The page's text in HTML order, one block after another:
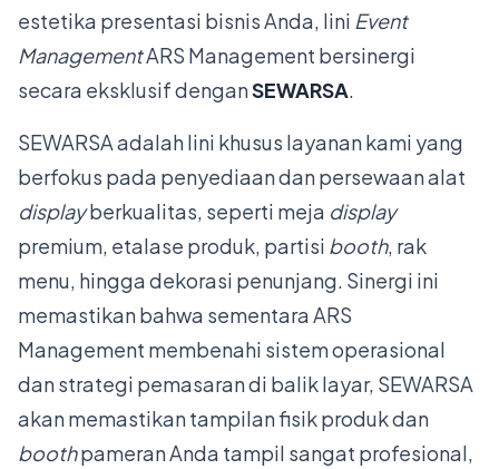
estetika presentasi bisnis Anda, lini Event
ManagementARS Management bersinergi
secara eksklusif denganSEWARSA.
SEWARSA adalah lini khusus layanan kami yang
berfokus pada penyediaan dan persewaan alat
displayberkualitas, seperti meja display
premium, etalase produk, partisi booth, rak
menu, hingga dekorasi penunjang. Sinergi ini
memastikan bahwa sementara ARS
Management membenahi sistem operasional
dan strategi pemasaran di balik layar, SEWARSA
akan memastikan tampilan fisik produk dan
boothpameran Anda tampil sangat profesional,